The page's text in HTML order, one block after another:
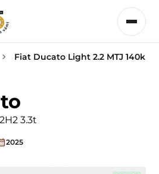
Fiat Ducato Light 2.2 MTJ 140k
3.3t
2025